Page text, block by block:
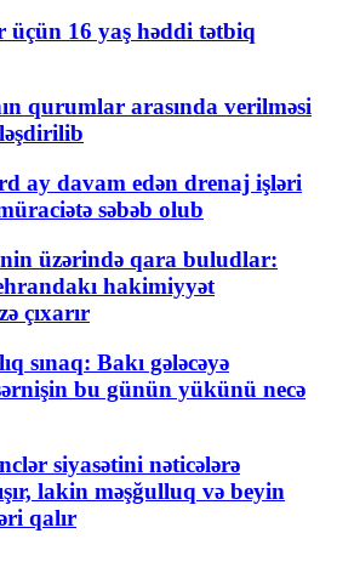
üçün 16 yaş həddi tətbiq
qurumlar arasında verilməsi
ay davam edən drenaj işləri
səbəb olub
üzərində qara buludlar:
hakimiyyət
çıxarır
sınaq: Bakı gələcəyə
bu günün yükünü necə
siyasətini nəticələrə
lakin məşğulluq və beyin
qalır